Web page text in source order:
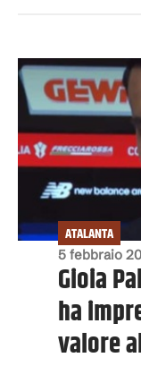
5 febbraio
ATALANTA
Gioia
ha
valore